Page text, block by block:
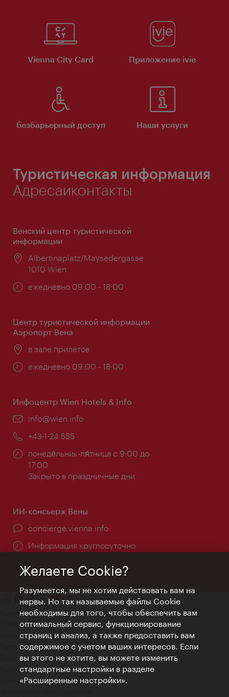
Vienna City Card Приложение ivie
безбарьерный доступ Наши услуги
Туристическая информация
Адресаиконтакты
Венский центр туристической
информации
Расположение:
Albertinaplatz/Maysedergasse
1010 Wien
Часы
ежедневно 09:00 - 18:00
Центр туристической информации
Аэропорт Вена
Расположение:
в зале прилетов
Часы
ежедневно 09:00 - 18:00
Инфоцентр Wien Hotels & Info
Эл.
info@wien.info
Телефон:
+43-1-24 555
Часы
работы:
понеде́льник-пя́тница с 9:00 до
17:00
Закрыто в праздничные дни
ИИ-консьерж Вены
concierge.vienna.info
Информация круглосуточно
Контакт
Credits
Положение о конфиденциальности
Terms of Use
Доступность
Контакты для прессы
Настройки файлов Cookie
Желаете Cookie?
Разумеется, мы не хотим действовать вам на
нервы. Но так называемые файлы Cookie
необходимы для того, чтобы обеспечить вам
оптимальный сервис, функционирование
страниц и анализ, а также предоставить вам
содержимое с учетом ваших интересов. Если
вы этого не хотите, вы можете изменить
стандартные настройки в разделе
«Расширенные настройки».